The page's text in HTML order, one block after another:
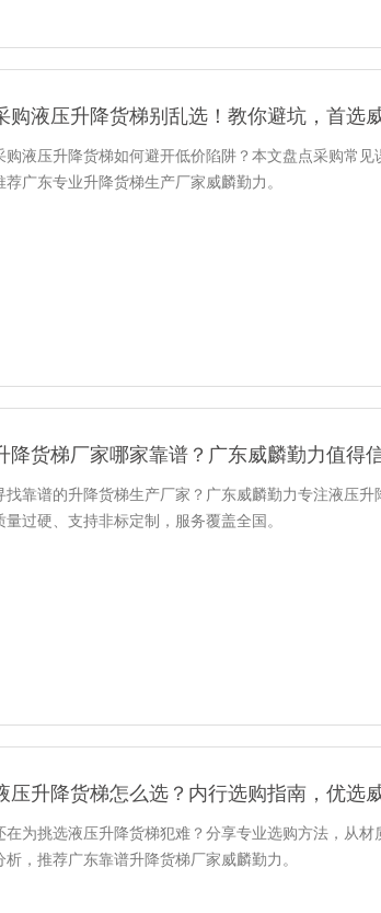
购液压升降货梯别乱选！教你避坑，首选
购液压升降货梯如何避开低价陷阱？本文盘点采购常见
荐广东专业升降货梯生产厂家威麟勤力。
降货梯厂家哪家靠谱？广东威麟勤力值得
找靠谱的升降货梯生产厂家？广东威麟勤力专注液压升
量过硬、支持非标定制，服务覆盖全国。
压升降货梯怎么选？内行选购指南，优选
在为挑选液压升降货梯犯难？分享专业选购方法，从材
析，推荐广东靠谱升降货梯厂家威麟勤力。